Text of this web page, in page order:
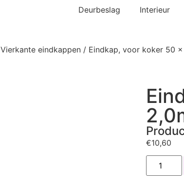
Deurbeslag Interieur
Vierkante eindkappen / Eindkap, voor koker 50
€10,60